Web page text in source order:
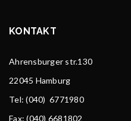
KONTAKT
Ahrensburger str.130
22045 Hamburg
Tel: (040) 6771980
Fax: (040) 6681802